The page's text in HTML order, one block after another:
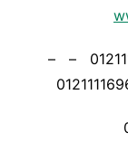
موبايل: 01211116954 – – 01211116956 – –